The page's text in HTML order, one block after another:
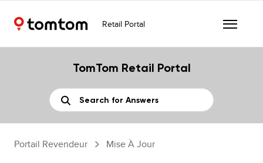
Retail Portal
TomTom Retail Portal
Portail Revendeur Mise À Jour